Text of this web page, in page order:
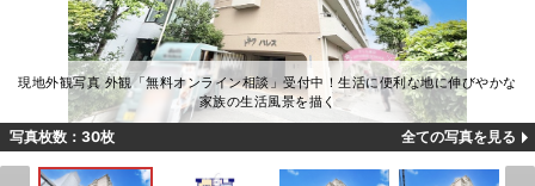
現地外観写真 外観「無料オンライン相談」受付中！生活に便利な地に伸びやかな
家族の生活風景を描く
写真枚数：30枚 全ての写真を見る